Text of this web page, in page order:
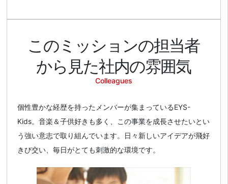
このミッションの担当者
から見た社内の雰囲気
Colleagues
個性豊かな経歴を持ったメンバーが集まっているEYS-
Kids。音楽＆子供好きも多く、この事業を成長させたいとい
う強い意志で取り組んでいます。日々新しいアイデアが飛好
きび交い、毎日がとても刺激的な環境です。